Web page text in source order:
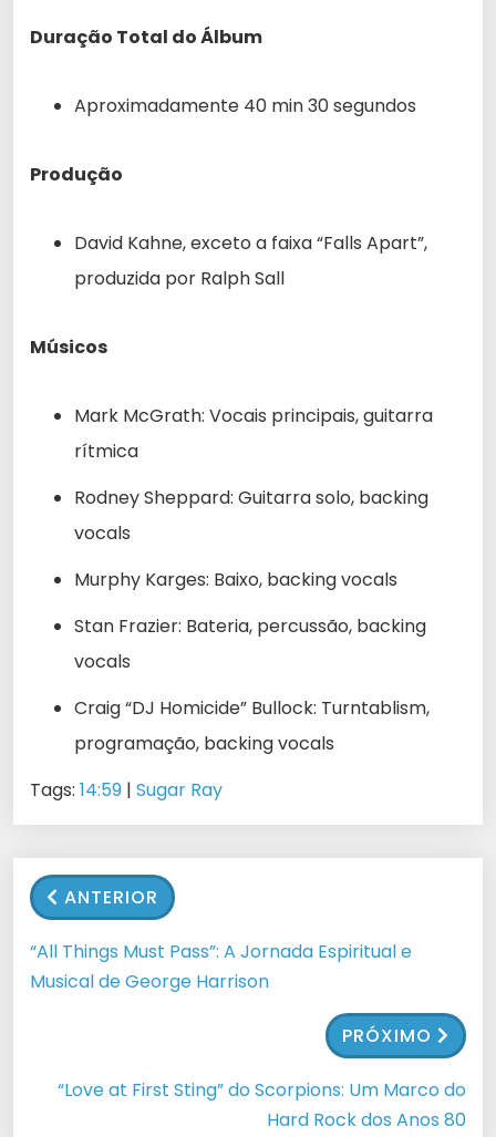
Duração Total do Álbum
Aproximadamente 40 min 30 segundos
Produção
David Kahne, exceto a faixa “Falls Apart”,
produzida por Ralph Sall
Músicos
Mark McGrath: Vocais principais, guitarra
rítmica
Rodney Sheppard: Guitarra solo, backing
vocals
Murphy Karges: Baixo, backing vocals
Stan Frazier: Bateria, percussão, backing
vocals
Craig “DJ Homicide” Bullock: Turntablism,
programação, backing vocals
Tags: 14:59 | Sugar Ray
ANTERIOR
“All Things Must Pass”: A Jornada Espiritual e
Musical de George Harrison
PRÓXIMO
“Love at First Sting” do Scorpions: Um Marco do
Hard Rock dos Anos 80